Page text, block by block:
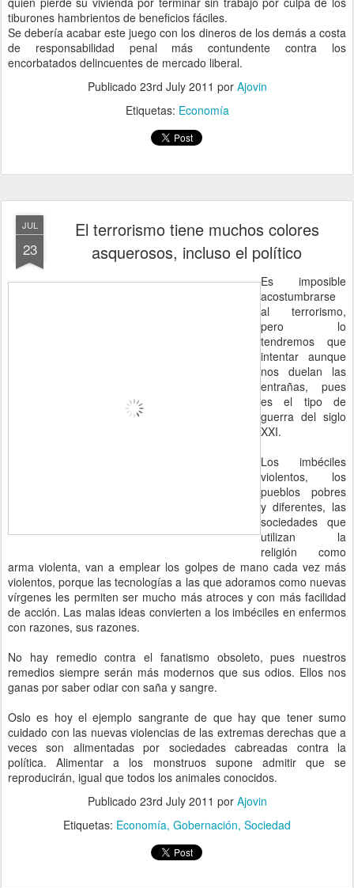
tiburones hambrientos de beneficios fáciles.
Se debería acabar este juego con los dineros de los demás a costa
de responsabilidad penal más contundente contra los
encorbatados delincuentes de mercado liberal.
Publicado 23rd July 2011 por Ajovin
Etiquetas: Economía
JUL
23
El terrorismo tiene muchos colores
asquerosos, incluso el político
Es imposible
acostumbrarse
al terrorismo,
pero lo
tendremos que
intentar aunque
nos duelan las
entrañas, pues
es el tipo de
guerra del siglo
XXI.
Los imbéciles
violentos, los
pueblos pobres
y diferentes, las
sociedades que
utilizan la
religión como
arma violenta, van a emplear los golpes de mano cada vez más
violentos, porque las tecnologías a las que adoramos como nuevas
vírgenes les permiten ser mucho más atroces y con más facilidad
de acción. Las malas ideas convierten a los imbéciles en enfermos
con razones, sus razones.
No hay remedio contra el fanatismo obsoleto, pues nuestros
remedios siempre serán más modernos que sus odios. Ellos nos
ganas por saber odiar con saña y sangre.
Oslo es hoy el ejemplo sangrante de que hay que tener sumo
cuidado con las nuevas violencias de las extremas derechas que a
veces son alimentadas por sociedades cabreadas contra la
política. Alimentar a los monstruos supone admitir que se
reproducirán, igual que todos los animales conocidos.
Publicado 23rd July 2011 por Ajovin
Etiquetas: Economía Gobernación Sociedad